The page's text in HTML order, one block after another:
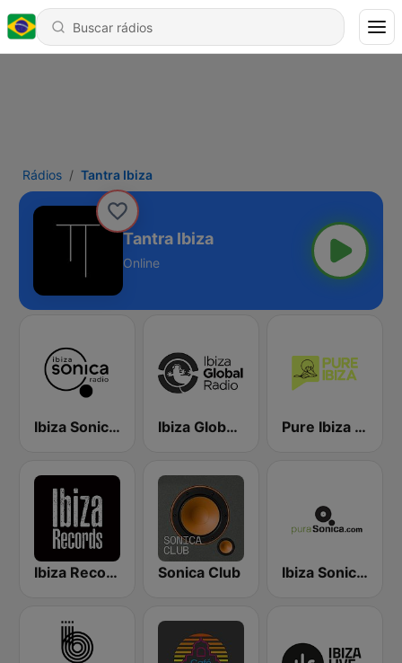
Rádios Tantra Ibiza
Tantra Ibiza
Online
Ibiza Sonica Radio Ibiza Global Radio Pure Ibiza Radio
Ibiza Records Sonica Club Ibiza Sonica - puraSonica.com